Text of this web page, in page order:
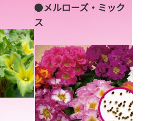
●メルローズ・ミック
ス